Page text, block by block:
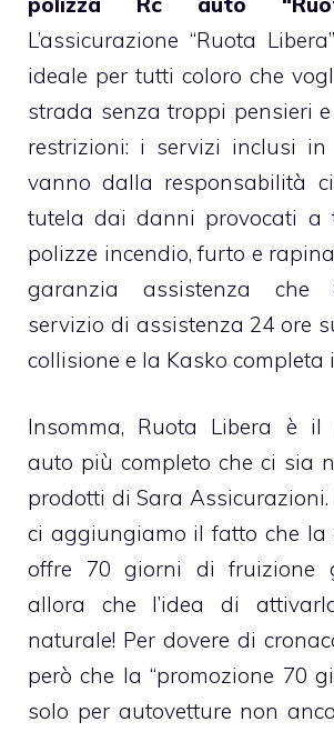
L’assicurazione “Ruota
ideale per tutti coloro che
strada senza troppi pensieri
restrizioni: i servizi inclusi in
vanno dalla responsabilità
tutela dai danni provocati a
polizze incendio, furto e
garanzia assistenza che
servizio di assistenza 24 ore
collisione e la Kasko completa
Insomma, Ruota Libera è il
auto più completo che ci sia
prodotti di Sara Assicurazioni.
ci aggiungiamo il fatto che la
offre 70 giorni di fruizione
allora che l’idea di
naturale! Per dovere di
però che la “promozione 70
solo per autovetture non